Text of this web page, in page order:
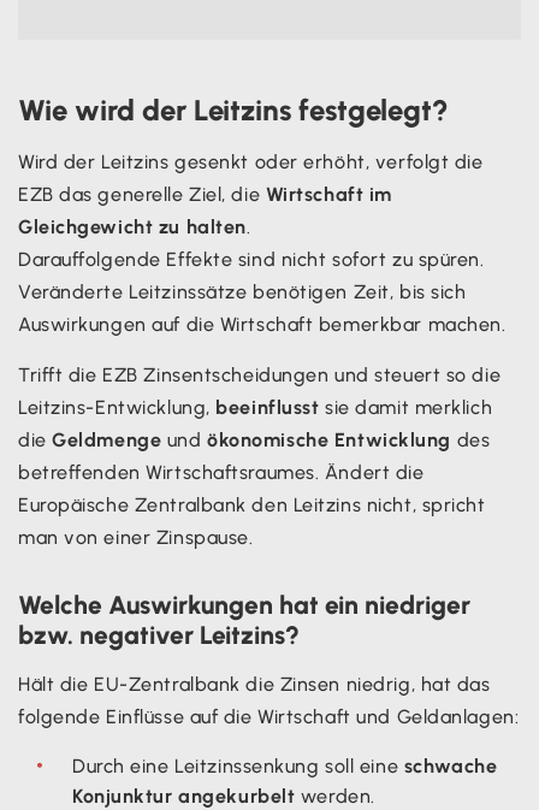
Wie wird der Leitzins festgelegt?
Wird der Leitzins gesenkt oder erhöht, verfolgt die
EZB das generelle Ziel, die Wirtschaft im
Gleichgewicht zu halten.
Darauffolgende Effekte sind nicht sofort zu spüren.
Veränderte Leitzinssätze benötigen Zeit, bis sich
Auswirkungen auf die Wirtschaft bemerkbar machen.
Trifft die EZB Zinsentscheidungen und steuert so die
Leitzins-Entwicklung, beeinflusst sie damit merklich
dieGeldmenge undökonomische Entwicklung des
betreffenden Wirtschaftsraumes. Ändert die
Europäische Zentralbank den Leitzins nicht, spricht
man von einer Zinspause.
Welche Auswirkungen hat ein niedriger
bzw. negativer Leitzins?
Hält die EU-Zentralbank die Zinsen niedrig, hat das
folgende Einflüsse auf die Wirtschaft und Geldanlagen:
Durch eine Leitzinssenkung soll eine schwache
Konjunktur angekurbelt werden.